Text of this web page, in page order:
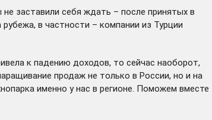
заставили себя ждать – после принятых в
в частности – компании из Турции
к падению доходов, то сейчас наоборот,
продаж не только в России, но и на
именно у нас в регионе. Поможем вместе